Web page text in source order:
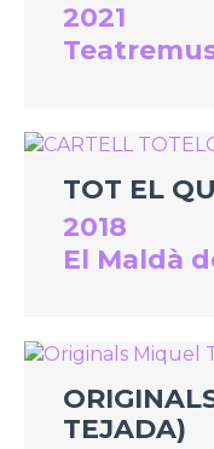
2021
TOT EL
2018
El Maldà
TEJADA)